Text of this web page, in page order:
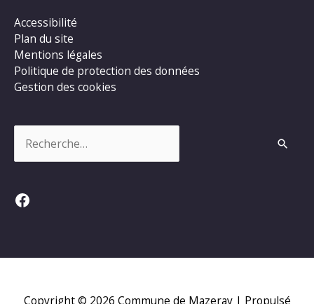
Accessibilité
Plan du site
Mentions légales
Politique de protection des données
Gestion des cookies
Facebook
Copyright © 2026 Commune de Mazeray| Propulsé